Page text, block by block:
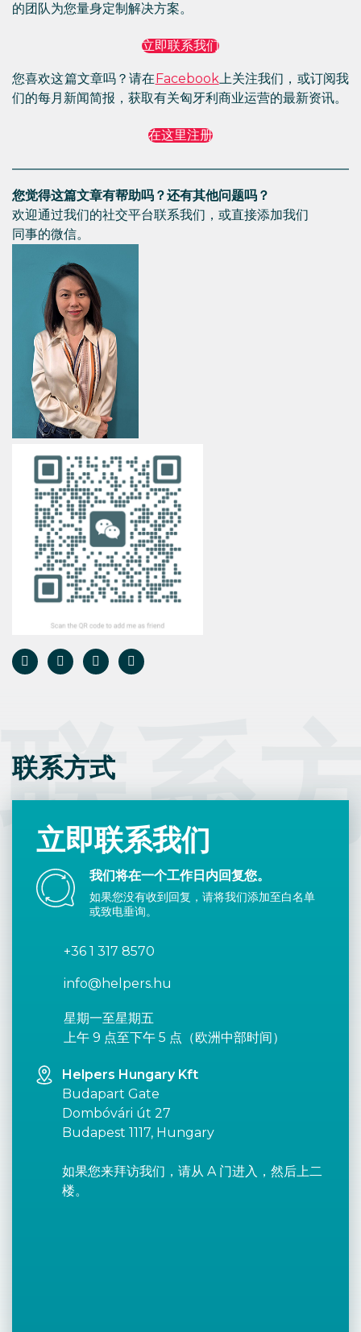
的团队为您量身定制解决方案。
立即联系我们
您喜欢这篇文章吗？请在Facebook上关注我们，或订阅我
们的每月新闻简报，获取有关匈牙利商业运营的最新资讯。
在这里注册
您觉得这篇文章有帮助吗？还有其他问题吗？
欢迎通过我们的社交平台联系我们，或直接添加我们
同事的微信。
联系
联系方式
立即联系我们
我们将在一个工作日内回复您。
如果您没有收到回复，请将我们添加至白名单
或致电垂询。
+36 1 317 8570
info@helpers.hu
星期一至星期五
上午 9 点至下午 5 点（欧洲中部时间）
Helpers Hungary Kft
Budapart Gate
Dombóvári út 27
Budapest 1117, Hungary
如果您来拜访我们，请从 A 门进入，然后上二
楼。